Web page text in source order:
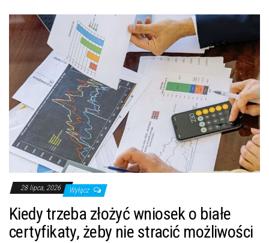
28 lipca, 2026 Wyłącz
Kiedy trzeba złożyć wniosek o białe
certyfikaty, żeby nie stracić możliwości